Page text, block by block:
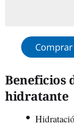
Beneficios
hidratante